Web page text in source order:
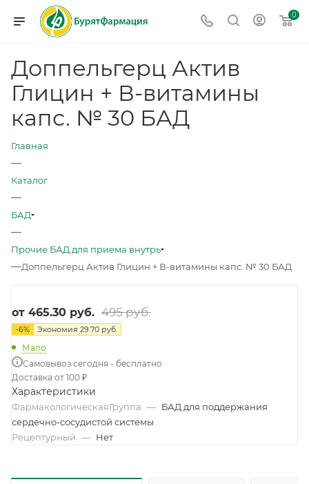
0
Доппельгерц Актив
Глицин + В-витамины
капс. № 30 БАД
Главная
—
Каталог
—
БАД
—
Прочие БАД для приема внутрь
—Доппельгерц Актив Глицин + В-витамины капс. № 30 БАД
от 465.30 руб. 495 руб.
-6% Экономия 29.70 руб.
Мало
Самовывоз сегодня - бесплатно
Доставка от 100 ₽
Характеристики
ФармакологическаяГруппа — БАД для поддержания
сердечно-сосудистой системы
Рецептурный — Нет